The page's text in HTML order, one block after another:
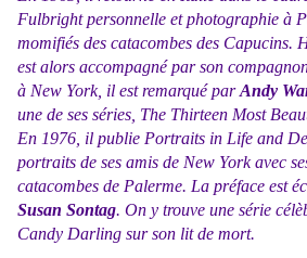
Fulbright personnelle et photographie à
momifiés des catacombes des Capucins.
est alors accompagné par son
à New York, il est remarqué parAndy
une de ses séries, The Thirteen Most
En 1976, il publie Portraits in Life and
portraits de ses amis de New York avec
catacombes de Palerme. La préface est
Susan Sontag. On y trouve une série
Candy Darling sur son lit de mort.